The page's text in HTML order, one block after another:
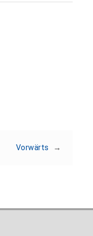
Vorwärts →